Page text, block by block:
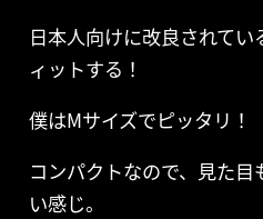
日本人向けに改良されて
ィットする！
僕はMサイズでピッタリ！
コンパクトなので、見た
い感じ。